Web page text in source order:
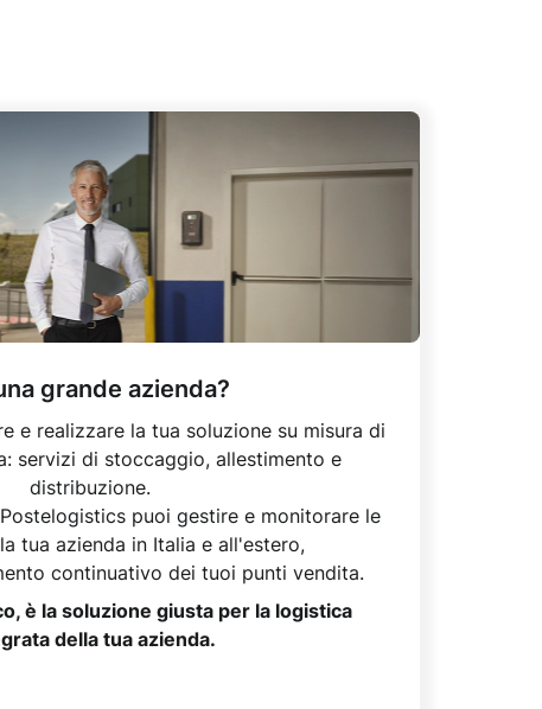
grande azienda?
e realizzare la tua soluzione su misura di
servizi di stoccaggio, allestimento e
distribuzione.
puoi gestire e monitorare le
tua azienda in Italia e all'estero,
continuativo dei tuoi punti vendita.
è la soluzione giusta per la logistica
della tua azienda.